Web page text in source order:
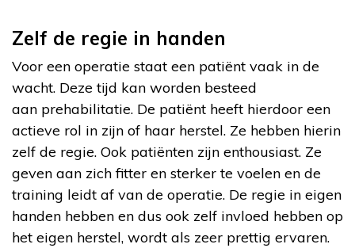
Zelf de regie in handen
Voor een operatie staat een patiënt vaak in de
wacht. Deze tijd kan worden besteed
aan prehabilitatie. De patiënt heeft hierdoor een
actieve rol in zijn of haar herstel. Ze hebben hierin
zelf de regie. Ook patiënten zijn enthousiast. Ze
geven aan zich fitter en sterker te voelen en de
training leidt af van de operatie. De regie in eigen
handen hebben en dus ook zelf invloed hebben op
het eigen herstel, wordt als zeer prettig ervaren.